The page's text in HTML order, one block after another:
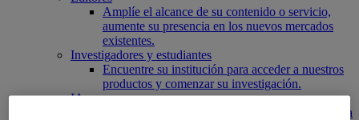
Amplíe el alcance de su contenido o servicio,
aumente su presencia en los nuevos mercados
existentes.
Investigadores y estudiantes
Encuentre su institución para acceder a nuestros
productos y comenzar su investigación.
IA
Conecte el contenido de investigación confiable a